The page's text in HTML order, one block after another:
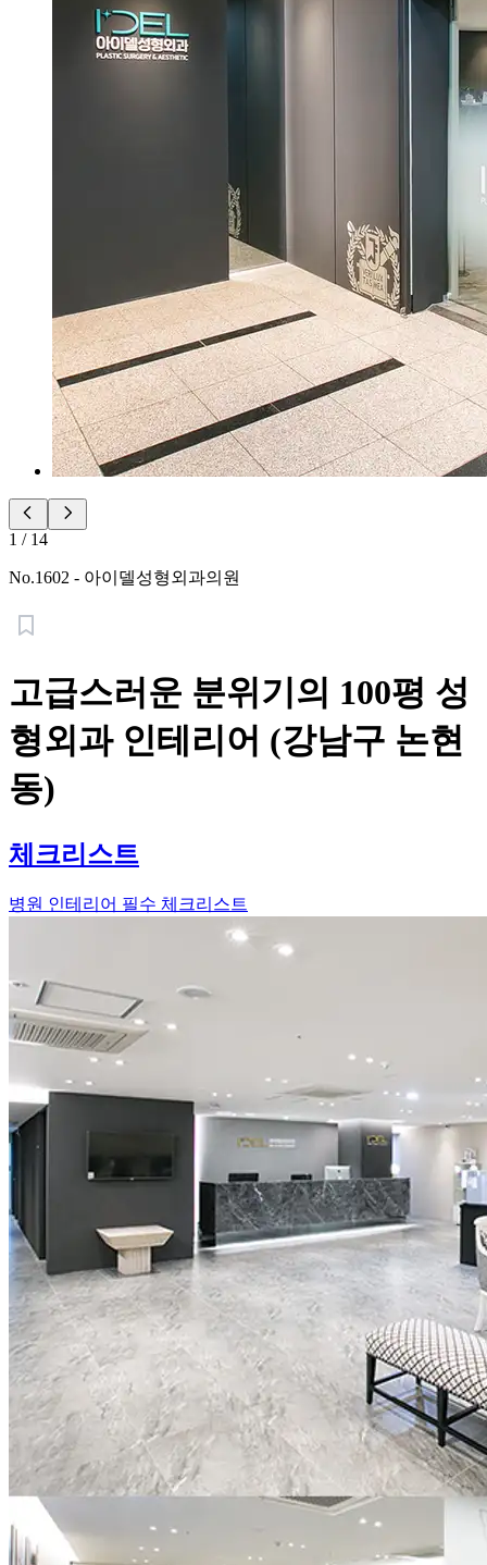
1 / 14
No.1602 - 아이델성형외과의원
고급스러운 분위기의 100평 성
형외과 인테리어 (강남구 논현
동)
체크리스트
병원 인테리어 필수 체크리스트